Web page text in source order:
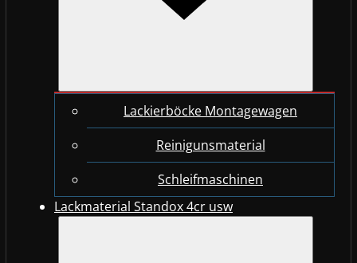
Lackierböcke Montagewagen
Reinigunsmaterial
Schleifmaschinen
Lackmaterial Standox 4cr usw